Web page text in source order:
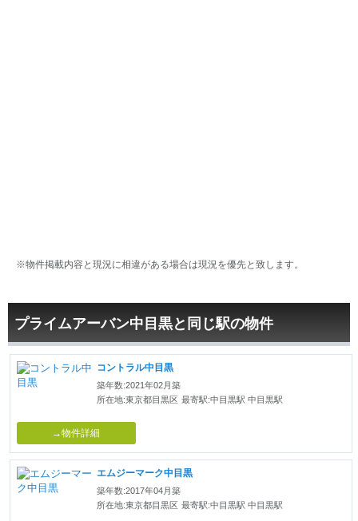
※物件掲載内容と現況に相違がある場合は現況を優先と致します。
プライムアーバン中目黒と同じ駅の物件
コントラル中目黒
築年数:2021年02月築
所在地:東京都目黒区 最寄駅:中目黒駅 中目黒駅
→物件詳細
エムジーマーク中目黒
築年数:2017年04月築
所在地:東京都目黒区 最寄駅:中目黒駅 中目黒駅